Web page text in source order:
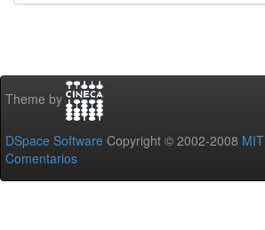
Theme by
DSpace Software Copyright © 2002-2008 MIT
Comentarios